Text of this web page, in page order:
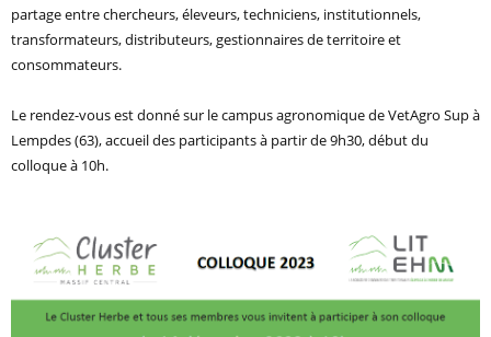
partage entre chercheurs, éleveurs, techniciens, institutionnels,
transformateurs, distributeurs, gestionnaires de territoire et
consommateurs.
Le rendez-vous est donné sur le campus agronomique de VetAgro Sup à
Lempdes (63), accueil des participants à partir de 9h30, début du
colloque à 10h.